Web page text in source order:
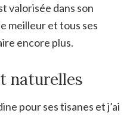
valorisée dans son
meilleur et tous ses
encore plus.
naturelles
pour ses tisanes et j’ai